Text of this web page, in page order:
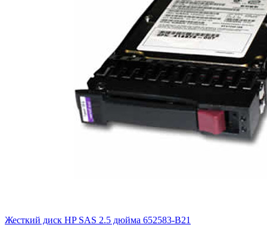
Жесткий диск HP SAS 2.5 дюйма 652583-B21